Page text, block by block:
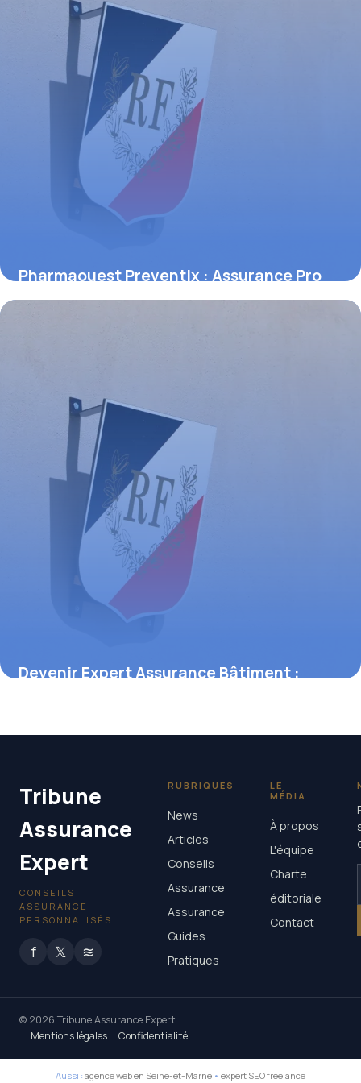
Pharmaouest Preventix : Assurance Pro
2026
Devenir Expert Assurance Bâtiment :
Tribune
Assurance
Expert
CONSEILS
ASSURANCE
PERSONNALISÉS
f 𝕏 ≋
RUBRIQUES
News
Articles
Conseils
Assurance
Assurance
Guides
Pratiques
LE
MÉDIA
À propos
L'équipe
Charte
éditoriale
Contact
© 2026 Tribune Assurance Expert
Mentions légales
Confidentialité
Aussi : agence web en Seine-et-Marne • expert SEO freelance